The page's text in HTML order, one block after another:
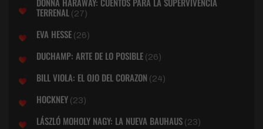
TERRENAL (27)
EVA HESSE (26)
DUCHAMP: ARTE DE LO POSIBLE (26)
BILL VIOLA: EL OJO DEL CORAZON (24)
HOCKNEY (23)
LÁSZLÓ MOHOLY NAGY: LA NUEVA BAUHAUS (23)